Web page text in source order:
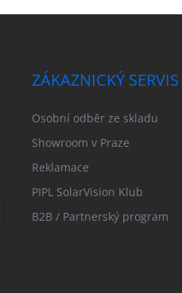
ZÁKAZNICKÝ SERVIS
Osobní odběr ze skladu
Showroom v Praze
Reklamace
PIPL SolarVision Klub
B2B / Partnerský program